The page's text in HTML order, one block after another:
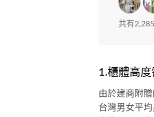
共有
1.櫃體高
由於建商附贈
台灣男女平